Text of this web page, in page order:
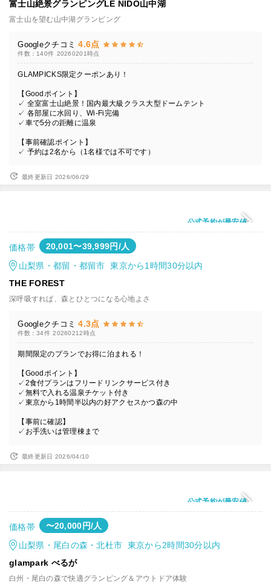
富士山絶景グランピングLE NIDO山中湖
富士山を望む山中湖グランピング
Googleクチコミ 4.6点
件数：140件 20260201時点
GLAMPICKS限定クーポンあり！
【Goodポイント】
✓ 全室富士山絶景！国内最大級クラス大型ドームテント
✓ 各部屋に水回り、Wi-Fi完備
✓車で5分の距離に温泉
【事前確認ポイント】
✓ 予約は2名から（1名様では不可です）
最終更新日 2026/06/29
公式予約が最安値
価格帯 20,001〜39,999円/人
山梨県・都留・都留市 東京から1時間30分以内
THE FOREST
深呼吸すれば、森とひとつになる心地よさ
Googleクチコミ 4.3点
件数：34件 20260212時点
期間限定のプランでお得に泊まれる！
【Goodポイント】
✓2食付プランはフリードリンクサービス付き
✓無料で入れる温泉チケット付き
✓東京から1時間半以内の好アクセスかつ森の中
【事前に確認】
✓お手洗いは管理棟まで
最終更新日 2026/04/10
公式予約が最安値
価格帯 〜20,000円/人
山梨県・尾白の森・北杜市 東京から2時間30分以内
glampark べるが
白州・尾白の森で快適グランピング＆アウトドア体験